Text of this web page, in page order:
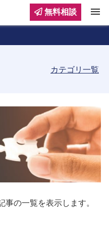
カテゴリ一覧
事の一覧を表示します。
無料相談 menu